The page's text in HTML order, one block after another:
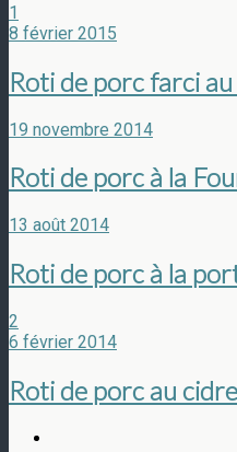
1
8 février 2015
Roti de porc farci
19 novembre 2014
Roti de porc à la
13 août 2014
Roti de porc à la
2
6 février 2014
Roti de porc au cidre